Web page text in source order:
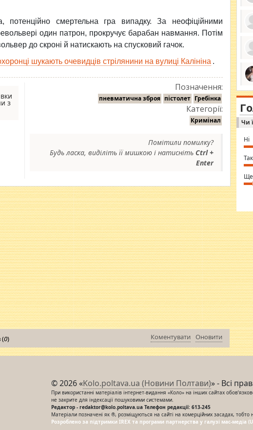
потенційно смертельна гра випадку. За неофіційними
один патрон, прокручує барабан навмання. Потім
до скроні й натискають на спусковий гачок.
шукають очевидців стрілянини на вулиці Калініна .
з
Позначення:
пневматична зброя пістолет Гребінка
Категорії:
Кримінал
Помітили помилку?
Будь ласка, виділіть її мишкою і натисніть Ctrl +
Enter
(0) Оновити
Коментувати
за
ми
in
⇒
Чи
Ні
Так
Ще
© 2026 «Kolo.poltava.ua (Новини Полтави)» - Всі
При використанні матеріалів інтернет-видання «Коло» на інших сайтах
не закрите для індексації пошуковими системами.
Редактор - redaktor@kolo.poltava.ua Телефон редакції: 613-245
Матеріали позначені як ®, розміщуються на сайті на комерційних засадах, тобто
Розроблено за підтримки IREX та програми партнерства у галузі мас-медіа